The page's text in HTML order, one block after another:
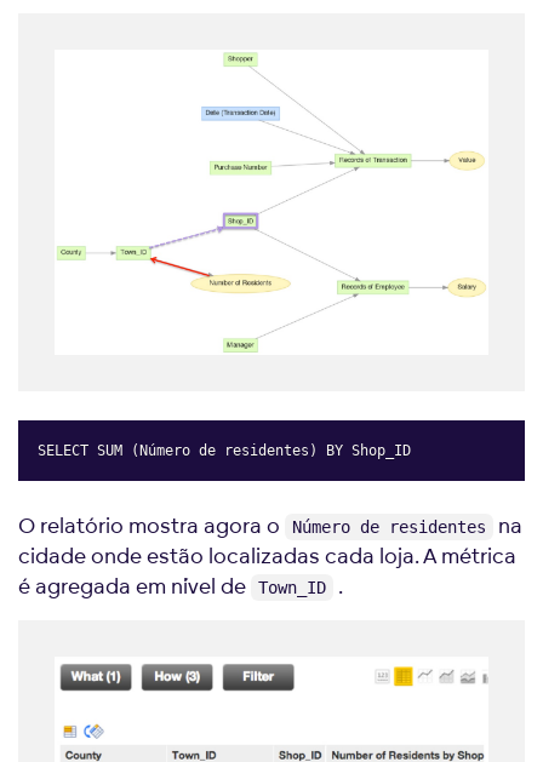
SELECT SUM (Número de residentes) BY Shop_ID
O relatório mostra agora o Número de residentes
na
cidade onde estão localizadas cada loja. A métrica
é agregada em nível de
Town_ID .